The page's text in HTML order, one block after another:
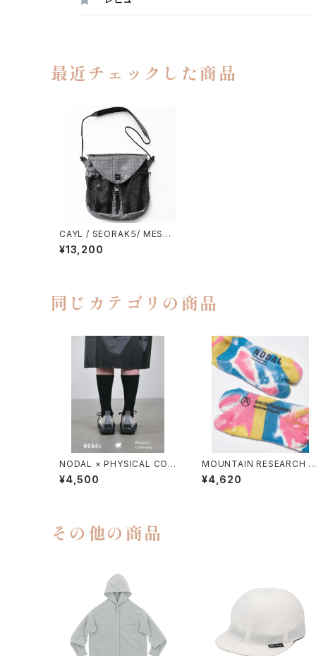
最近チェックした商品
CAYL / SEORAK５/ MESH
（B-GRID）
¥13,200
同じカテゴリの商品
NODAL × PHYSICAL CON
TMPRY.
¥4,500
MOUNTAIN RESEARCH /
TIE DYE TABI
¥4,620
その他の商品